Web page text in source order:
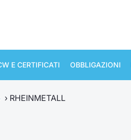
E CERTIFICATI OBBLIGAZIONI
› RHEINMETALL